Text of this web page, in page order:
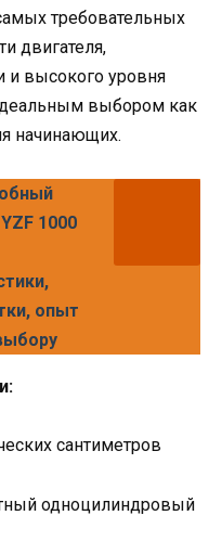
требовательных
двигателя,
и высокого уровня
выбором как
начинающих.
1000
опыт
сантиметров
одноцилиндровый